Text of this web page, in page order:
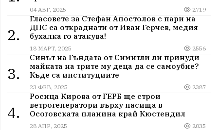
04 АВГ, 2025 2719
2.
Гласовете за Стефан Апостолов с пари на
ДПС са откраднати от Иван Герчев, медия
бухалка го атакува!
18 МАРТ, 2025 2556
3.
Синът на Гъндата от Симитли ли принуди
майката на трите му деца да се самоубие?
Къде са институциите
23 ФЕВ, 2025 2387
4.
Росица Кирова от ГЕРБ ще строи
ветрогенератори върху пасища в
Осоговската планина край Кюстендил
28 АПР, 2025 2035